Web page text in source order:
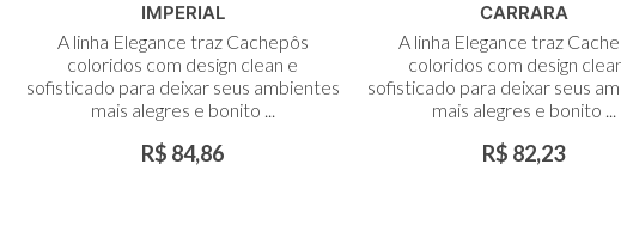
IMPERIAL
A linha Elegance traz Cachepôs
coloridos com design clean e
sofisticado para deixar seus ambientes
mais alegres e bonito ...
R$ 84,86
CarrinhoCARRARA
A linha Elegance traz
coloridos com design
sofisticado para deixar seus
mais alegres e bonito ...
R$ 82,23